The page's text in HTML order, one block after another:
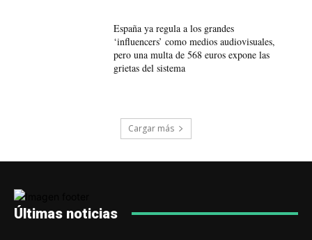
España ya regula a los grandes
‘influencers’ como medios audiovisuales,
pero una multa de 568 euros expone las
grietas del sistema
Cargar más
Últimas noticias